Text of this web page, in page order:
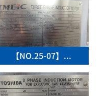
【NO.25-07】...